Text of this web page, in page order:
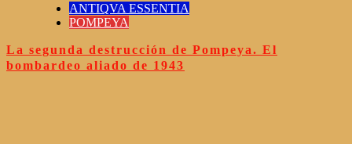
ANTIQVA ESSENTIA
POMPEYA
La segunda destrucción de Pompeya. El
bombardeo aliado de 1943